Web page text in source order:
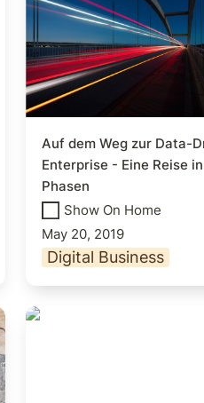
Reise in vier Phasen
Auf dem Weg zur Data-
Enterprise - Eine Reise
Phasen
Show On Home
May 20, 2019
Digital Business
Rekrutierung auf